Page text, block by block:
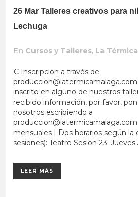
26 Mar Talleres creativos para
Lechuga
En Cursos y Talleres, La
€ Inscripción a través de
produccion@latermicamalaga.com
inscrito en alguno de nuestros
recibido información, por favor,
nosotros escribiendo a
produccion@latermicamalaga.com
mensuales | Dos horarios según la
sesiones): Teatro Sesión 23. Jueves
LEER MÁS